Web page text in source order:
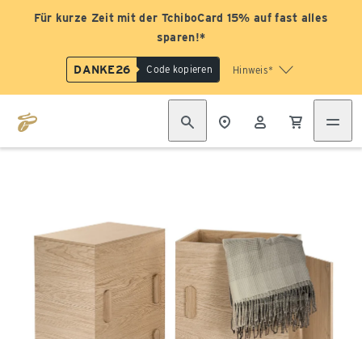
Für kurze Zeit mit der TchiboCard 15% auf fast alles
sparen!*
DANKE26 Code kopieren Hinweis*